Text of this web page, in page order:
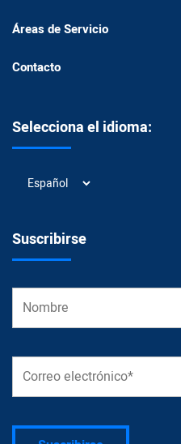
Áreas de Servicio
Contacto
Selecciona el idioma:
Selecciona
Suscribirse